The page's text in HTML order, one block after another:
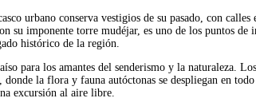
urbano conserva vestigios de su pasado, con calles
su imponente torre mudéjar, es uno de los puntos de
histórico de la región.
para los amantes del senderismo y la naturaleza.
la flora y fauna autóctonas se despliegan en
excursión al aire libre.